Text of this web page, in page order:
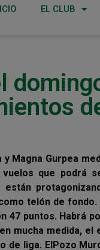
EL CLUB
y Magna Gurpea
que podrá
están
telón de
47 puntos. Habrá
mucha medida,
de liga. ElPozo